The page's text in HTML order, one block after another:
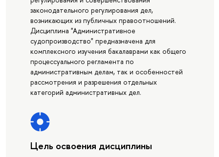
законодательного регулирования дел,
возникающих из публичных правоотношений.
Дисциплина "Административное
судопроизводство" предназначена для
комплексного изучения бакалаврами как общего
процессуального регламента по
административным делам, так и особенностей
рассмотрения и разрешения отдельных
категорий административных дел.
Цель освоения дисциплины